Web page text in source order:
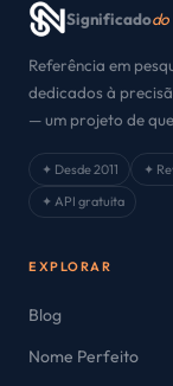
Significadodo
Referência em
dedicados à
— um projeto de
✦ Desde 2011 ✦
✦ API gratuita
EXPLORAR
Blog
Nome Perfeito